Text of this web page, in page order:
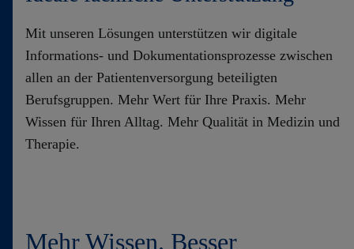
Mit unseren Lösungen unterstützen wir digitale
Informations- und Dokumentationsprozesse zwischen
allen an der Patientenversorgung beteiligten
Berufsgruppen. Mehr Wert für Ihre Praxis. Mehr
Wissen für Ihren Alltag. Mehr Qualität in Medizin und
Therapie.
Mehr Wissen. Besser